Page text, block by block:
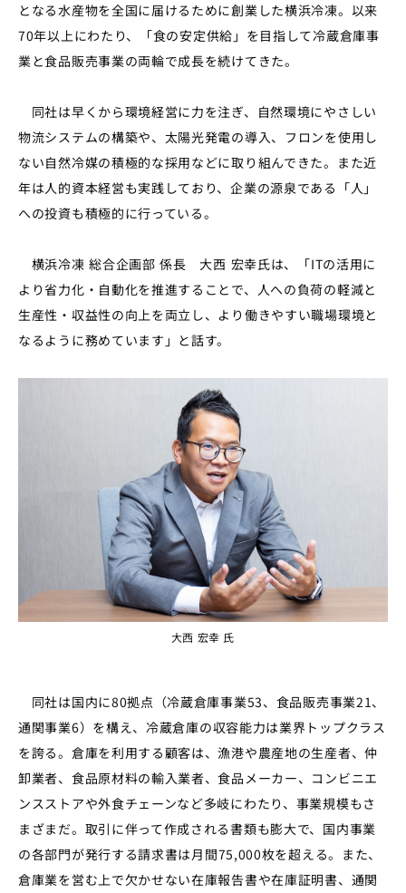
となる水産物を全国に届けるために創業した横浜冷凍。以来
70年以上にわたり、「食の安定供給」を目指して冷蔵倉庫事
業と食品販売事業の両輪で成長を続けてきた。
同社は早くから環境経営に力を注ぎ、自然環境にやさしい
物流システムの構築や、太陽光発電の導入、フロンを使用し
ない自然冷媒の積極的な採用などに取り組んできた。また近
年は人的資本経営も実践しており、企業の源泉である「人」
への投資も積極的に行っている。
横浜冷凍 総合企画部 係長 大西 宏幸氏は、「ITの活用に
より省力化・自動化を推進することで、人への負荷の軽減と
生産性・収益性の向上を両立し、より働きやすい職場環境と
なるように務めています」と話す。
大西 宏幸 氏
同社は国内に80拠点（冷蔵倉庫事業53、食品販売事業21、
通関事業6）を構え、冷蔵倉庫の収容能力は業界トップクラス
を誇る。倉庫を利用する顧客は、漁港や農産地の生産者、仲
卸業者、食品原材料の輸入業者、食品メーカー、コンビニエ
ンスストアや外食チェーンなど多岐にわたり、事業規模もさ
まざまだ。取引に伴って作成される書類も膨大で、国内事業
の各部門が発行する請求書は月間75,000枚を超える。また、
倉庫業を営む上で欠かせない在庫報告書や在庫証明書、通関